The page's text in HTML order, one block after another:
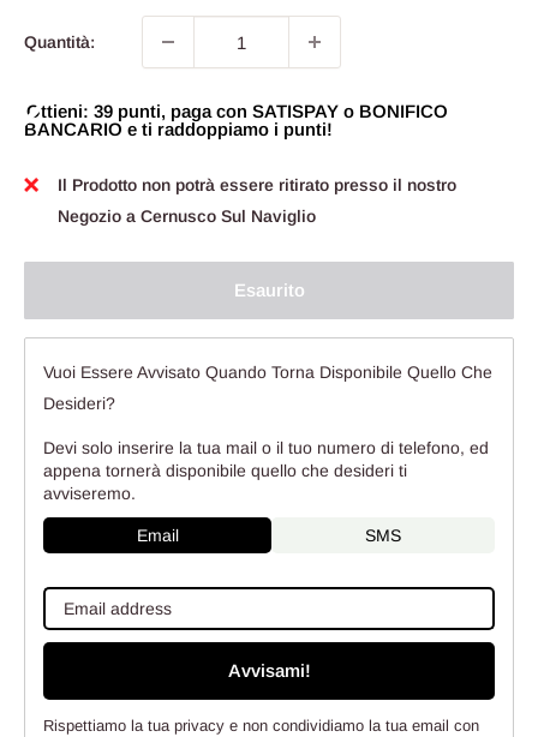
Quantità:
Ottieni: 39 punti, paga con SATISPAY o BONIFICO
BANCARIO e ti raddoppiamo i punti!
Il Prodotto non potrà essere ritirato presso il nostro
Negozio a Cernusco Sul Naviglio
Esaurito
Vuoi Essere Avvisato Quando Torna Disponibile Quello Che
Desideri?
Devi solo inserire la tua mail o il tuo numero di telefono, ed
appena tornerà disponibile quello che desideri ti
avviseremo.
Email SMS
Avvisami!
Rispettiamo la tua privacy e non condividiamo la tua email con